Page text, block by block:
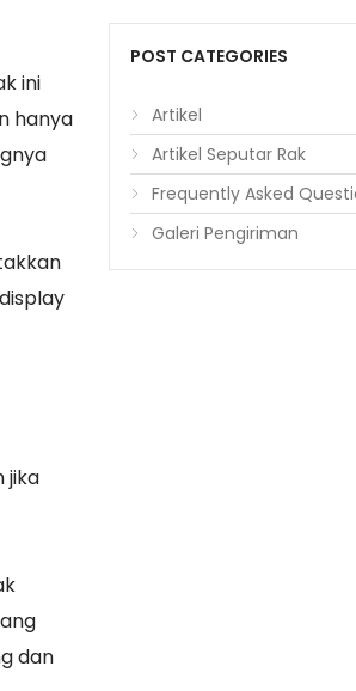
ini
hanya
jika
dan
POST CATEGORIES
Artikel
Artikel Seputar Rak
Frequently Asked
Galeri Pengiriman